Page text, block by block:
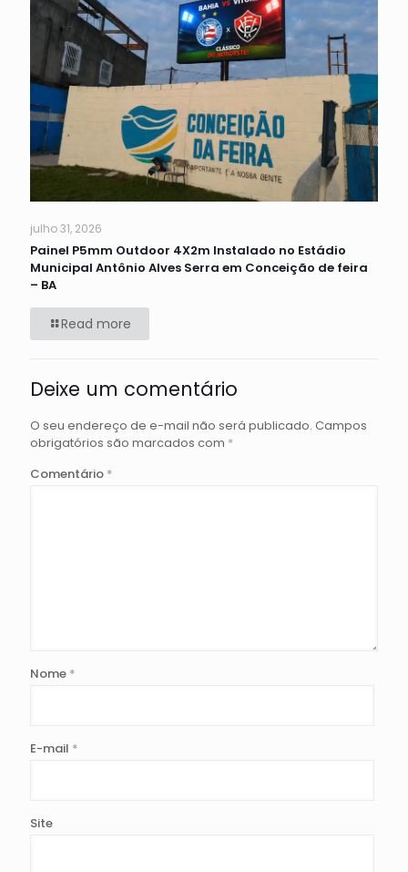
julho 31, 2026
Painel P5mm Outdoor 4X2m Instalado no Estádio
Municipal Antônio Alves Serra em Conceição de feira
– BA
Read more
Deixe um comentário
O seu endereço de e-mail não será publicado. Campos
obrigatórios são marcados com *
Comentário *
Nome *
E-mail *
Site